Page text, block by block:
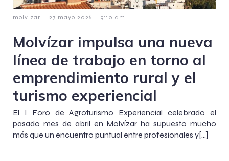
molvizar - 27 mayo 2026 - 9:10 am
Molvízar impulsa una nueva
línea de trabajo en torno al
emprendimiento rural y el
turismo experiencial
El I Foro de Agroturismo Experiencial celebrado el
pasado mes de abril en Molvízar ha supuesto mucho
más que un encuentro puntual entre profesionales y[…]